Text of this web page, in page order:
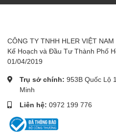
CÔNG TY TNHH HLER VIỆT
Kế Hoạch và Đầu Tư Thành Phố
01/04/2019
Trụ sở chính: 953B Quốc Lộ
Minh
Liên hệ: 0972 199 776